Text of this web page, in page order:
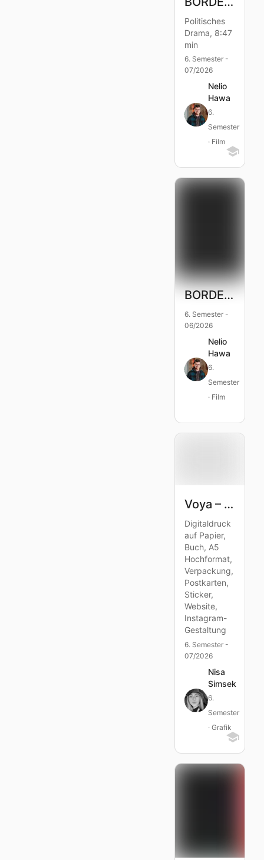
Politisches
Drama, 8:47
min
6. Semester -
07/2026
Nelio
Hawa
6.
Semester
· Film
BORDERS – Abschlussprüfung
6. Semester -
06/2026
Nelio
Hawa
6.
Semester
· Film
Voya – Solo not alone
Digitaldruck
auf Papier,
Buch, A5
Hochformat,
Verpackung,
Postkarten,
Sticker,
Website,
Instagram-
Gestaltung
6. Semester -
07/2026
Nisa
Simsek
6.
Semester
· Grafik